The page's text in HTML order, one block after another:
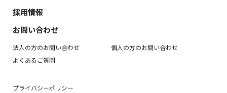
採用情報
お問い合わせ
法人の方のお問い合わせ
個人の方のお問い合わせ
よくあるご質問
プライバシーポリシー